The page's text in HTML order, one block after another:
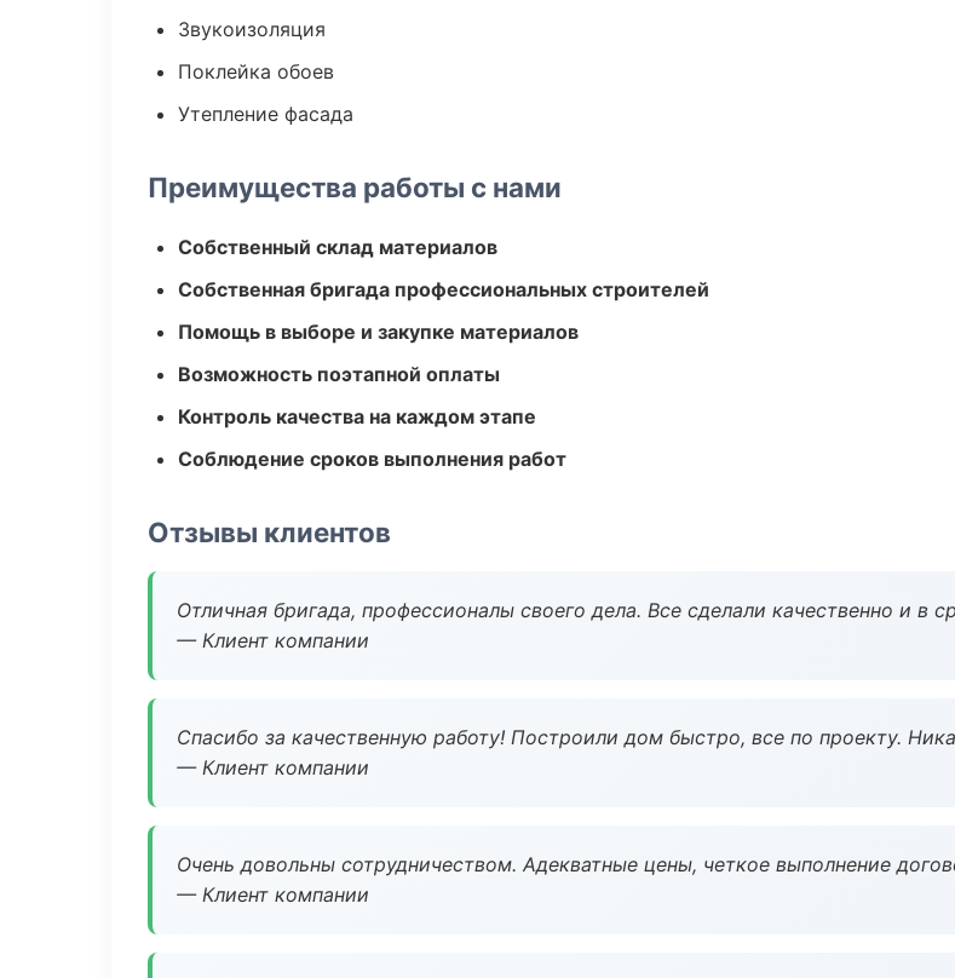
Звукоизоляция
Поклейка обоев
Утепление фасада
Преимущества работы с нами
Собственный склад материалов
Собственная бригада профессиональных строителей
Помощь в выборе и закупке материалов
Возможность поэтапной оплаты
Контроль качества на каждом этапе
Соблюдение сроков выполнения работ
Отзывы клиентов
Отличная бригада, профессионалы своего дела. Все сделали качественно и в
— Клиент компании
Спасибо за качественную работу! Построили дом быстро, все по проекту.
— Клиент компании
Очень довольны сотрудничеством. Адекватные цены, четкое выполнение
— Клиент компании